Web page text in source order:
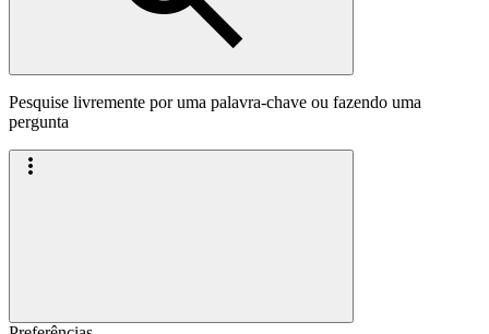
Pesquise livremente por uma palavra-chave ou fazendo uma
pergunta